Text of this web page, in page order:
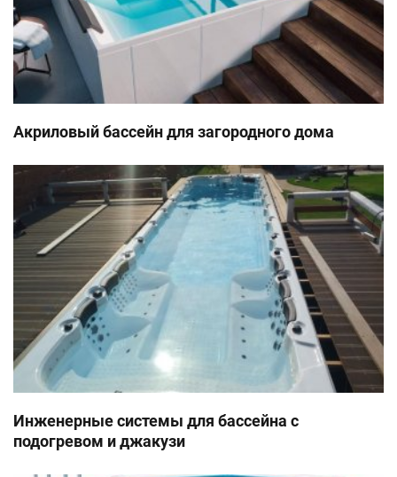
Акриловый бассейн для загородного дома
Инженерные системы для бассейна с
подогревом и джакузи